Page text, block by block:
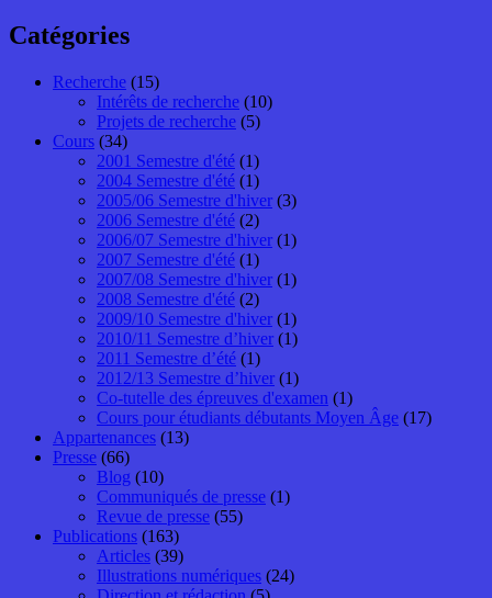
Catégories
Recherche (15)
Intérêts de recherche (10)
Projets de recherche (5)
Cours (34)
2001 Semestre d'été (1)
2004 Semestre d'été (1)
2005/06 Semestre d'hiver (3)
2006 Semestre d'été (2)
2006/07 Semestre d'hiver (1)
2007 Semestre d'été (1)
2007/08 Semestre d'hiver (1)
2008 Semestre d'été (2)
2009/10 Semestre d'hiver (1)
2010/11 Semestre d’hiver (1)
2011 Semestre d’été (1)
2012/13 Semestre d’hiver (1)
Co-tutelle des épreuves d'examen (1)
Cours pour étudiants débutants Moyen Âge (17)
Appartenances (13)
Presse (66)
Blog (10)
Communiqués de presse (1)
Revue de presse (55)
Publications (163)
Articles (39)
Illustrations numériques (24)